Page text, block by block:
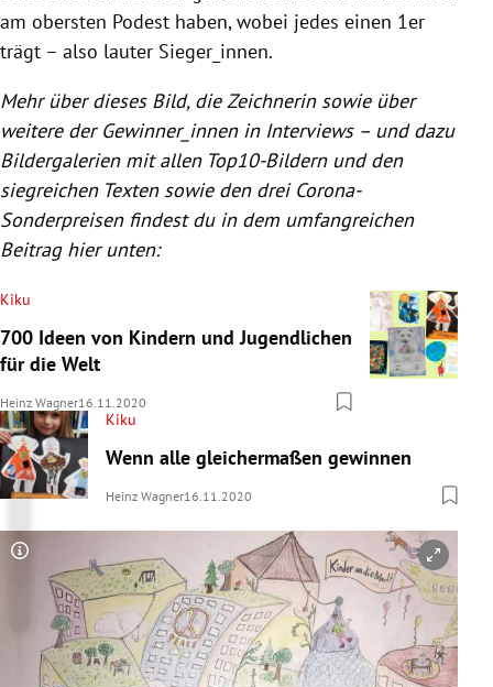
am obersten Podest haben, wobei jedes einen 1er
trägt – also lauter Sieger_innen.
Mehr über dieses Bild, die Zeichnerin sowie über
weitere der Gewinner_innen in Interviews – und dazu
Bildergalerien mit allen Top10-Bildern und den
siegreichen Texten sowie den drei Corona-
Sonderpreisen findest du in dem umfangreichen
Beitrag hier unten:
Kiku
700 Ideen von Kindern und Jugendlichen
für die Welt
Heinz Wagner16.11.2020
Kiku
Wenn alle gleichermaßen gewinnen
Heinz Wagner16.11.2020
Copyright-Hinweis öffnen/schließen